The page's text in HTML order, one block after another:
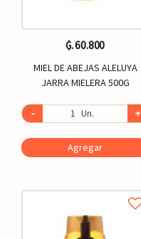
₲. 60.800
MIEL DE ABEJAS ALELUYA
JARRA MIELERA 500G
- Un. +
Agregar